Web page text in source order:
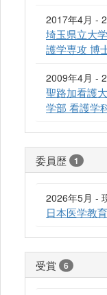
2017年4月 -
埼玉県立大
護学専攻 博
2009年4月 -
聖路加看護
学部 看護学
委員歴 1
2026年5月 -
日本医学教
受賞 6